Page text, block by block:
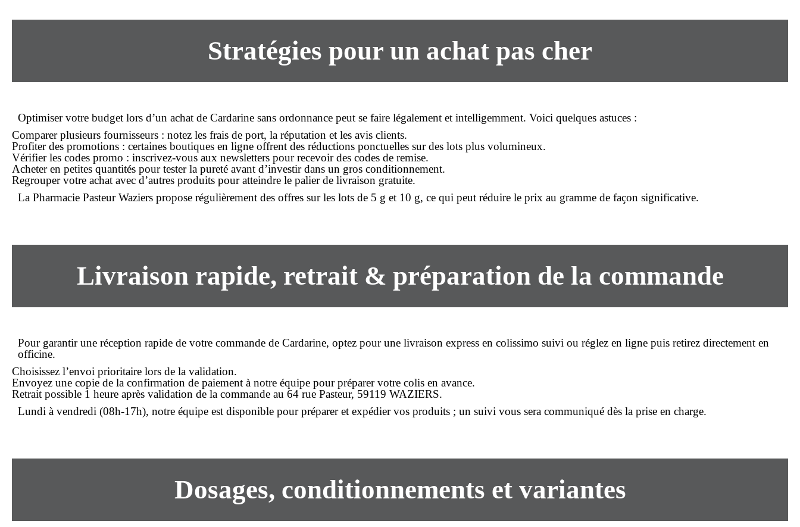
Stratégies pour un achat pas cher
Optimiser votre budget lors d’un achat de Cardarine sans ordonnance peut se faire légalement et intelligemment. Voici quelques astuces :
Comparer plusieurs fournisseurs : notez les frais de port, la réputation et les avis clients.
Profiter des promotions : certaines boutiques en ligne offrent des réductions ponctuelles sur des lots plus volumineux.
Vérifier les codes promo : inscrivez-vous aux newsletters pour recevoir des codes de remise.
Acheter en petites quantités pour tester la pureté avant d’investir dans un gros conditionnement.
Regrouper votre achat avec d’autres produits pour atteindre le palier de livraison gratuite.
La Pharmacie Pasteur Waziers propose régulièrement des offres sur les lots de 5 g et 10 g, ce qui peut réduire le prix au gramme de façon significative.
Livraison rapide, retrait & préparation de la commande
Pour garantir une réception rapide de votre commande de Cardarine, optez pour une livraison express en colissimo suivi ou réglez en ligne puis retirez directement en
officine.
Choisissez l’envoi prioritaire lors de la validation.
Envoyez une copie de la confirmation de paiement à notre équipe pour préparer votre colis en avance.
Retrait possible 1 heure après validation de la commande au 64 rue Pasteur, 59119 WAZIERS.
Lundi à vendredi (08h-17h), notre équipe est disponible pour préparer et expédier vos produits ; un suivi vous sera communiqué dès la prise en charge.
Dosages, conditionnements et variantes